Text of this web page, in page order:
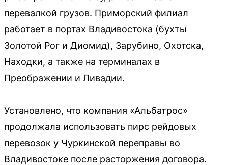
перевалкой грузов. Приморский филиал
работает в портах Владивостока (бухты
Золотой Рог и Диомид), Зарубино, Охотска,
Находки, а также на терминалах в
Преображении и Ливадии.
Установлено, что компания «Альбатрос»
продолжала использовать пирс рейдовых
перевозок у Чуркинской переправы во
Владивостоке после расторжения договора.